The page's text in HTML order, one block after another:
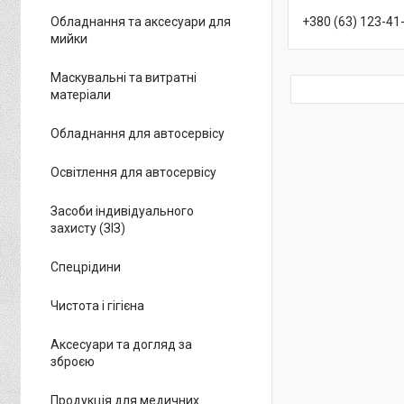
+380 (63) 123-
Обладнання та аксесуари для
мийки
Маскувальні та витратні
матеріали
Обладнання для автосервісу
Освітлення для автосервісу
Засоби індивідуального
захисту (ЗІЗ)
Спецрідини
Чистота і гігієна
Аксесуари та догляд за
зброєю
Продукція для медичних